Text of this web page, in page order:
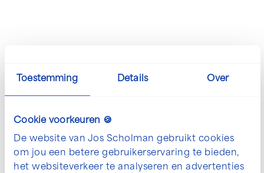
Toestemming Details Over
Cookie voorkeuren 🍪
De website van Jos Scholman gebruikt cookies
om jou een betere gebruikerservaring te bieden,
het websiteverkeer te analyseren en advertenties
project bespreken?
We denken graag met je mee. Neem contact
met ons op om jouw wensen te bespreken.